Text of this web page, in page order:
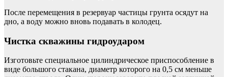
После перемещения в резервуар частицы грунта осядут на
дно, а воду можно вновь подавать в колодец.
Чистка скважины гидроударом
Изготовьте специальное цилиндрическое приспособление в
виде большого стакана, диаметр которого на 0,5 см меньше